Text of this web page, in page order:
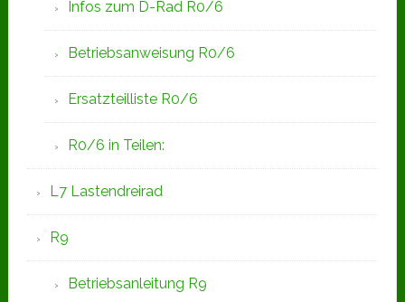
Infos zum D-Rad R0/6
Betriebsanweisung R0/6
Ersatzteilliste R0/6
R0/6 in Teilen:
L7 Lastendreirad
R9
Betriebsanleitung R9